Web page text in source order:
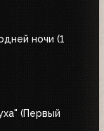
ночи (1
(Первый